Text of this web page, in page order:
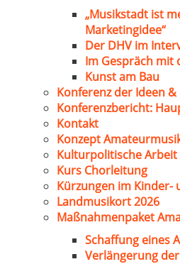
„Musikstadt ist
Marketingidee“
Der DHV im
Im Gespräch mit
Kunst am Bau
Konferenz der Ideen
Konferenzbericht:
Kontakt
Konzept
Kulturpolitische Arbeit
Kurs Chorleitung
Kürzungen im Kinder-
Landmusikort 2026
Maßnahmenpaket
Schaffung eines
Verlängerung